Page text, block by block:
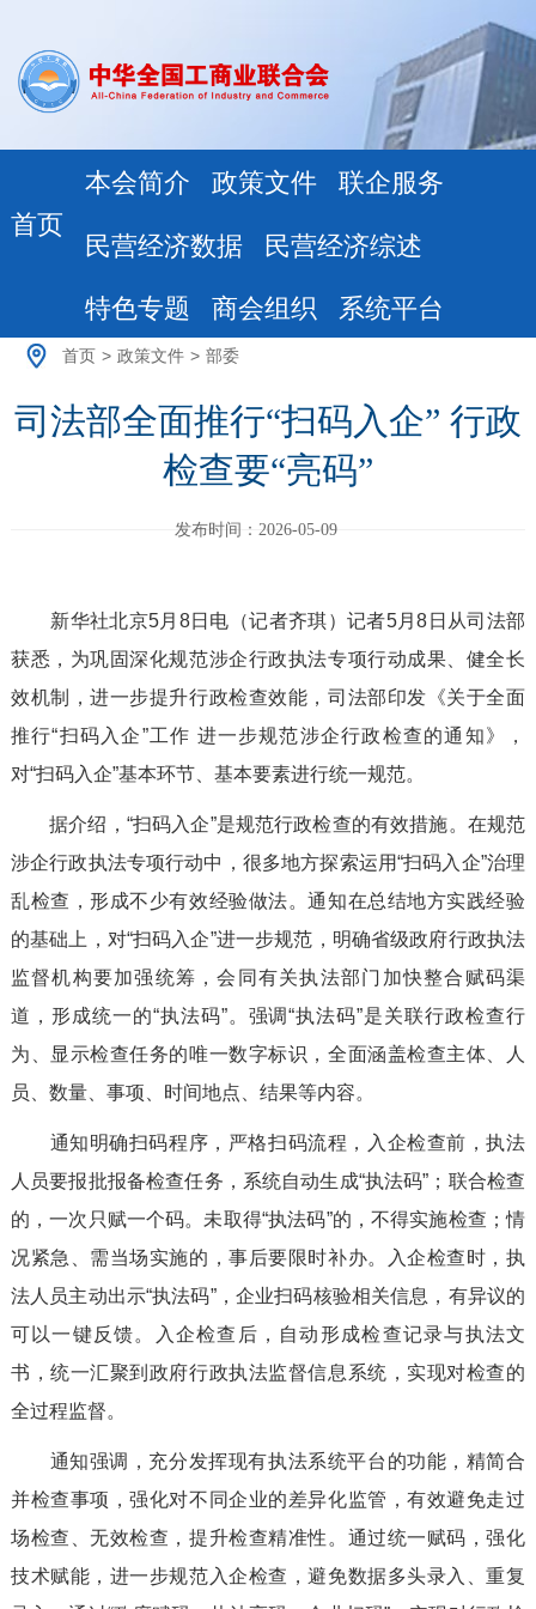
首页
本会简介 政策文件 联企服务
民营经济数据 民营经济综述
特色专题 商会组织 系统平台
首页 > 政策文件 > 部委
司法部全面推行“扫码入企” 行政
检查要“亮码”
发布时间：2026-05-09
新华社北京5月8日电（记者齐琪）记者5月8日从司法部
获悉，为巩固深化规范涉企行政执法专项行动成果、健全长
效机制，进一步提升行政检查效能，司法部印发《关于全面
推行“扫码入企”工作 进一步规范涉企行政检查的通知》，
对“扫码入企”基本环节、基本要素进行统一规范。
据介绍，“扫码入企”是规范行政检查的有效措施。在规范
涉企行政执法专项行动中，很多地方探索运用“扫码入企”治理
乱检查，形成不少有效经验做法。通知在总结地方实践经验
的基础上，对“扫码入企”进一步规范，明确省级政府行政执法
监督机构要加强统筹，会同有关执法部门加快整合赋码渠
道，形成统一的“执法码”。强调“执法码”是关联行政检查行
为、显示检查任务的唯一数字标识，全面涵盖检查主体、人
员、数量、事项、时间地点、结果等内容。
通知明确扫码程序，严格扫码流程，入企检查前，执法
人员要报批报备检查任务，系统自动生成“执法码”；联合检查
的，一次只赋一个码。未取得“执法码”的，不得实施检查；情
况紧急、需当场实施的，事后要限时补办。入企检查时，执
法人员主动出示“执法码”，企业扫码核验相关信息，有异议的
可以一键反馈。入企检查后，自动形成检查记录与执法文
书，统一汇聚到政府行政执法监督信息系统，实现对检查的
全过程监督。
通知强调，充分发挥现有执法系统平台的功能，精简合
并检查事项，强化对不同企业的差异化监管，有效避免走过
场检查、无效检查，提升检查精准性。通过统一赋码，强化
技术赋能，进一步规范入企检查，避免数据多头录入、重复